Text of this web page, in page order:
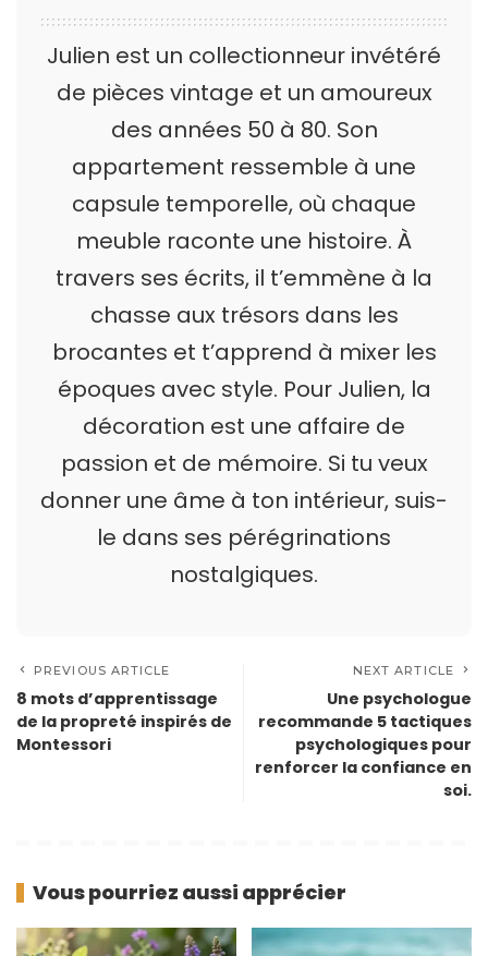
Julien est un collectionneur invétéré
de pièces vintage et un amoureux
des années 50 à 80. Son
appartement ressemble à une
capsule temporelle, où chaque
meuble raconte une histoire. À
travers ses écrits, il t’emmène à la
chasse aux trésors dans les
brocantes et t’apprend à mixer les
époques avec style. Pour Julien, la
décoration est une affaire de
passion et de mémoire. Si tu veux
donner une âme à ton intérieur, suis-
le dans ses pérégrinations
nostalgiques.
PREVIOUS ARTICLE
8 mots d’apprentissage
de la propreté inspirés de
Montessori
NEXT ARTICLE
Une psychologue
recommande 5 tactiques
psychologiques pour
renforcer la confiance en
soi.
Vous pourriez aussi apprécier